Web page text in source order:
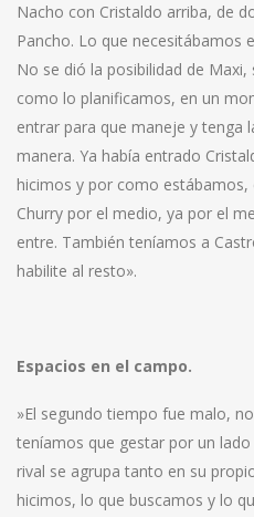
Nacho con Cristaldo arriba, de
Pancho. Lo que necesitábamos
No se dió la posibilidad de
como lo planificamos, en un
entrar para que maneje y tenga
manera. Ya había entrado
hicimos y por como
Churry por el medio, ya por el
entre. También teníamos a
habilite al resto».
Espacios en el campo.
»El segundo tiempo fue malo,
teníamos que gestar por un
rival se agrupa tanto en su
hicimos, lo que buscamos y lo